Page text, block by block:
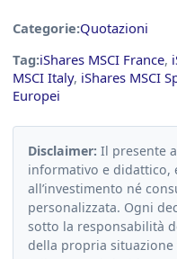
Categorie:Quotazioni
Tag:iShares MSCI France,
MSCI Italy, iShares MSCI
Europei
Disclaimer: Il presente
informativo e didattico,
all’investimento né
personalizzata. Ogni
sotto la responsabilità
della propria